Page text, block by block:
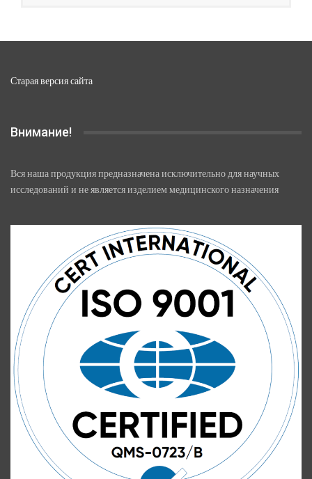
Старая версия сайта
Внимание!
Вся наша продукция предназначена исключительно для научных
исследований и не является изделием медицинского назначения